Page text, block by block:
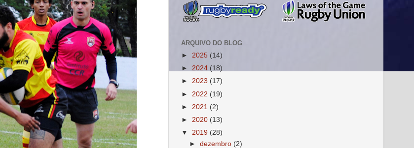
ARQUIVO DO BLOG
► 2025 (14)
► 2024 (18)
► 2023 (17)
► 2022 (19)
► 2021 (2)
► 2020 (13)
▼
2019 (28)
►dezembro (2)